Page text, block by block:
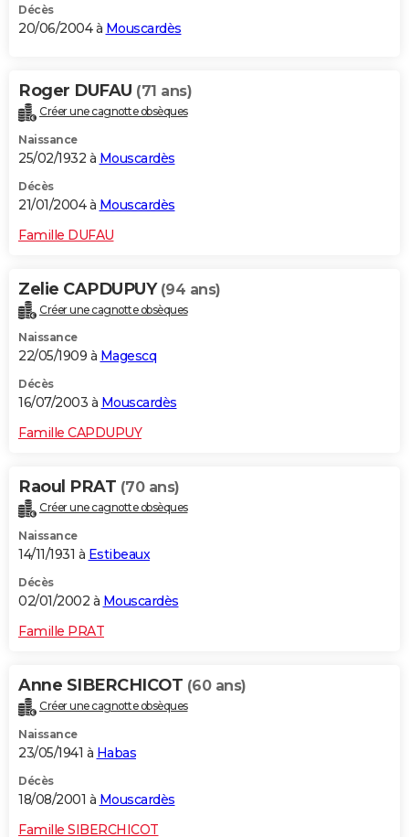
Décès
20/06/2004 à Mouscardès
Roger DUFAU (71 ans)
Créer une cagnotte obsèques
Naissance
25/02/1932 à Mouscardès
Décès
21/01/2004 à Mouscardès
Famille DUFAU
Zelie CAPDUPUY (94 ans)
Créer une cagnotte obsèques
Naissance
22/05/1909 à Magescq
Décès
16/07/2003 à Mouscardès
Famille CAPDUPUY
Raoul PRAT (70 ans)
Créer une cagnotte obsèques
Naissance
14/11/1931 à Estibeaux
Décès
02/01/2002 à Mouscardès
Famille PRAT
Anne SIBERCHICOT (60 ans)
Créer une cagnotte obsèques
Naissance
23/05/1941 à Habas
Décès
18/08/2001 à Mouscardès
Famille SIBERCHICOT